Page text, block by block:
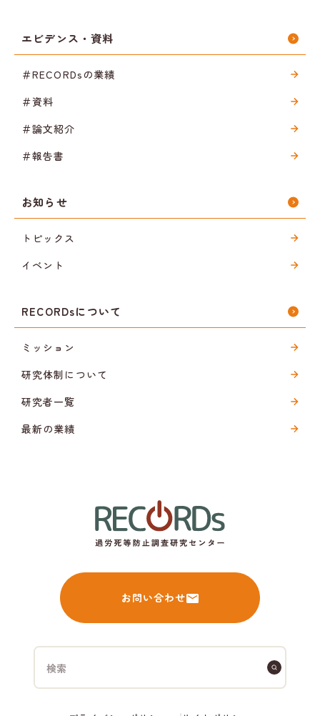
エビデンス・資料
＃RECORDsの業績
＃資料
＃論文紹介
＃報告書
お知らせ
トピックス
イベント
RECORDsについて
ミッション
研究体制について
研究者一覧
最新の業績
お問い合わせ